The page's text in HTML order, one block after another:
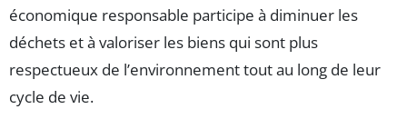
économique responsable participe à diminuer les
déchets et à valoriser les biens qui sont plus
respectueux de l’environnement tout au long de leur
cycle de vie.